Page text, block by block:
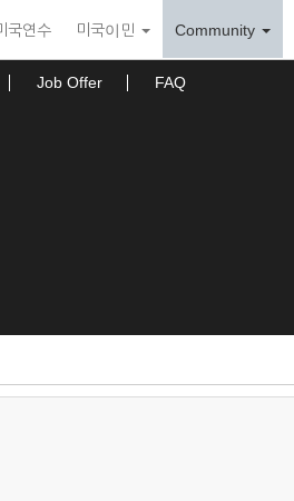
국연수 미국이민 Community
Job Offer FAQ